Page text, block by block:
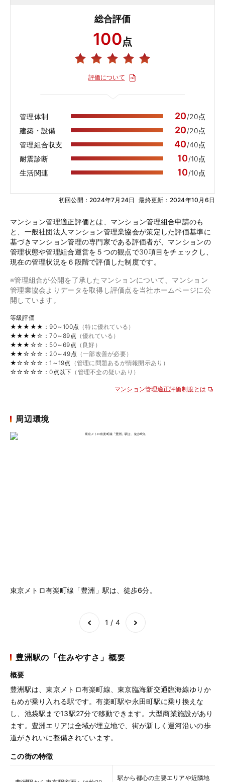
総合評価
100点
評価について
管理体制 20/20点
建築・設備
20/20点
管理組合収支
40/40点
耐震診断
10/10点
生活関連
10/10点
初回公開：2024年7月24日 最終更新：2024年10月6日
マンション管理適正評価とは、マンション管理組合申請のも
と、一般社団法人マンション管理業協会が策定した評価基準に
基づきマンション管理の専門家である評価者が、マンションの
管理状態や管理組合運営を５つの観点で30項目をチェックし、
現在の管理状況を６段階で評価した制度です。
※管理組合が公開を了承したマンションについて、マンション
管理業協会よりデータを取得し評価点を当社ホームページに公
開しています。
等級評価
★★★★★：90～100点 （特に優れている）
★★★★☆：70～89点 （優れている）
★★★☆☆：50～69点 （良好）
★★☆☆☆：20～49点 （一部改善が必要）
★☆☆☆☆：1～19点 （管理に問題あるが情報開示あり）
☆☆☆☆☆：0点以下 （管理不全の疑いあり）
マンション管理適正評価制度とは
周辺環境
東京メトロ有楽町線「豊洲」駅は、徒歩6分。
1 / 4
豊洲駅の「住みやすさ」概要
概要
豊洲駅は、東京メトロ有楽町線、東京臨海新交通臨海線ゆりか
もめが乗り入れる駅です。有楽町駅や永田町駅に乗り換えな
し、池袋駅まで13駅27分で移動できます。大型商業施設があり
ます。豊洲エリアは全域が埋立地で、街が新しく運河沿いの歩
道がきれいに整備されています。
この街の特徴
駅から都心の主要エリアや近隣地